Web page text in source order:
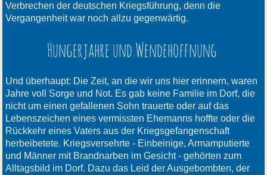
Verbrechen der deutschen Kriegsführung, denn die
Vergangenheit war noch allzu gegenwärtig.
Hungerjahre und Wendehoffnung
Und überhaupt: Die Zeit, an die wir uns hier erinnern, waren
Jahre voll Sorge und Not. Es gab keine Familie im Dorf, die
nicht um einen gefallenen Sohn trauerte oder auf das
Lebenszeichen eines vermissten Ehemanns hoffte oder die
Rückkehr eines Vaters aus der Kriegsgefangenschaft
herbeibetete. Kriegsversehrte - Einbeinige, Armamputierte
und Männer mit Brandnarben im Gesicht - gehörten zum
Alltagsbild im Dorf. Dazu das Leid der Ausgebombten, der